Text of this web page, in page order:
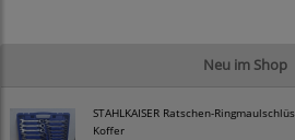
Neu im Shop
STAHLKAISER Ratschen-
Koffer